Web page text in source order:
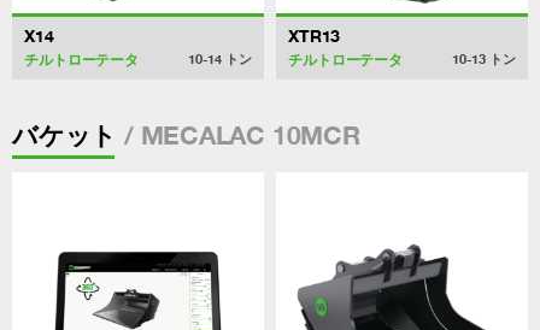
X14
チルトローテータ 10-14 トン
XTR13
チルトローテータ 10-13 トン
バケット / MECALAC 10MCR